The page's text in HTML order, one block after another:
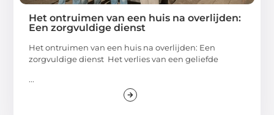
Het ontruimen van een huis na overlijden:
Een zorgvuldige dienst
Het ontruimen van een huis na overlijden: Een
zorgvuldige dienst Het verlies van een geliefde
...